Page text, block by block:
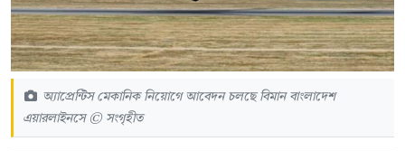
অ্যাপ্রেন্টিস মেকানিক নিয়োগে আবেদন চলছে বিমান বাংলাদেশ
এয়ারলাইনসে © সংগৃহীত